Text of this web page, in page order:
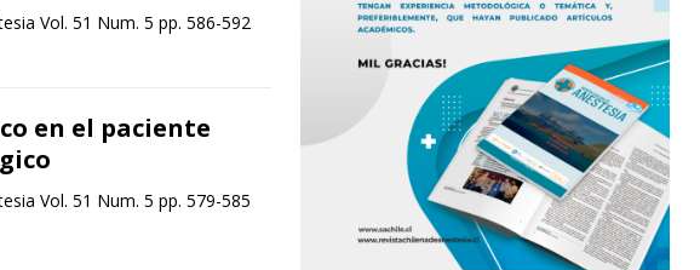
Vol. 51 Num. 5 pp. 586-592
en el paciente
Vol. 51 Num. 5 pp. 579-585